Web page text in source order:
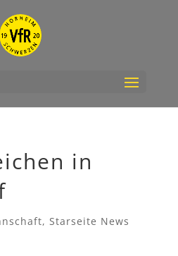
in
, Starseite News